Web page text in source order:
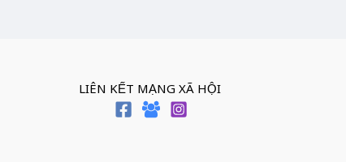
LIÊN KẾT MẠNG XÃ HỘI